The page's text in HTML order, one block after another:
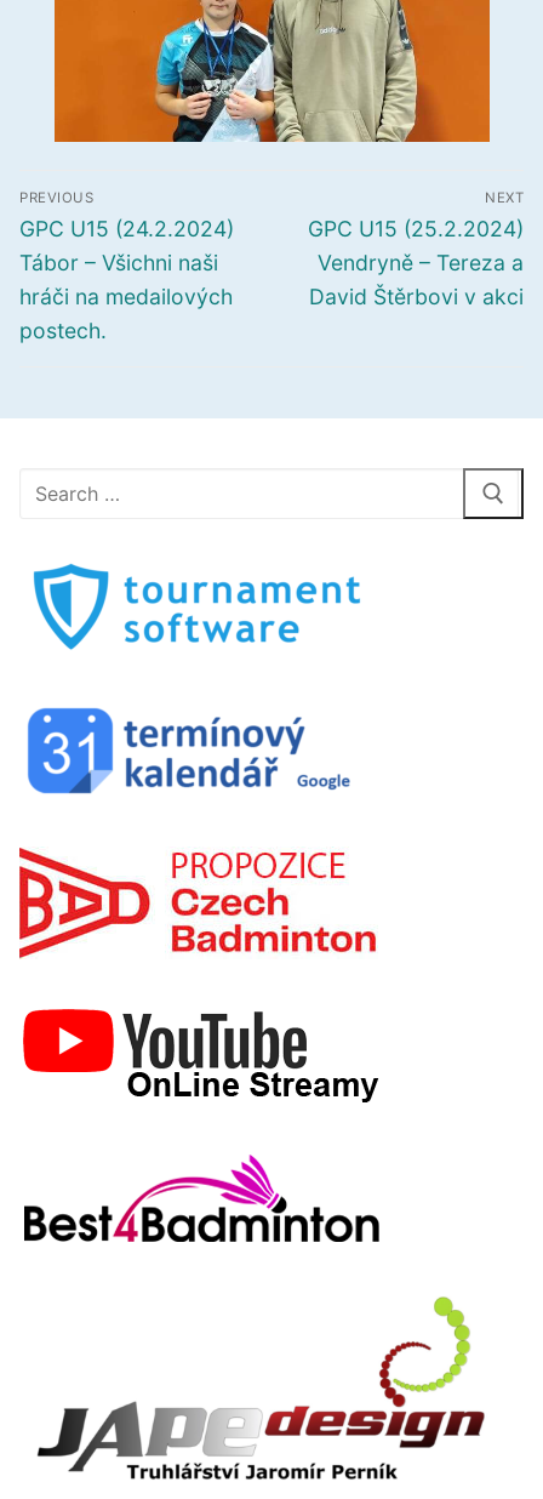
Navigace
pro
příspěvek
PREVIOUS
Předchozí
příspěvek
GPC U15 (24.2.2024)
Tábor – Všichni naši
hráči na medailových
postech.
NEXT
Další
příspěvek
GPC U15 (25.2.2024)
Vendryně – Tereza a
David Štěrbovi v akci
Hledat: